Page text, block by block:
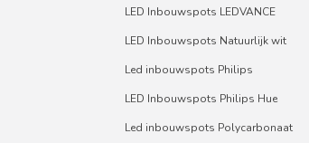
LED Inbouwspots LEDVANCE
LED Inbouwspots Natuurlijk wit
Led inbouwspots Philips
LED Inbouwspots Philips Hue
Led inbouwspots Polycarbonaat